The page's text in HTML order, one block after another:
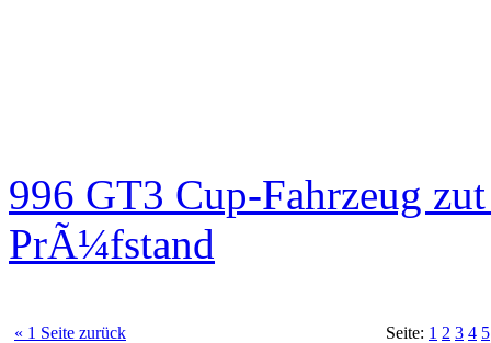
996 GT3 Cup-Fahrzeug
PrÃ¼fstand
« 1 Seite zurück Seite: 1 2 3 4 5